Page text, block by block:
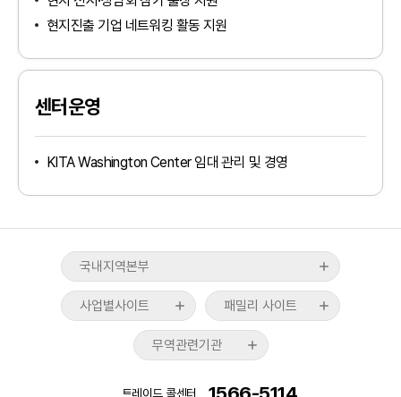
현지진출 기업 네트워킹 활동 지원
센터운영
KITA Washington Center 임대 관리 및 경영
국내지역본부
인천지역본부
경기북부지역본부
강원지역본부
대전·세종·충남지역본부
충북지역본부
대구·경북지역본부
전북지역본부
경남지역본부
울산지역본부
전남·광주지역본부
부산지역본부
사업별사이트
tradeKorea
TradePro
무역아카데미
국제무역통상연구원
스타트업브랜치
수출입물류포털
패밀리 사이트
WTC Seoul
CALT
무역관련기관
산업통상부
산업융합샌드박스
기획재정부
관세청
외교부
중소벤처기업부
무역위원회
중소기업수출지원센터
KOTRA
트레이드 콜센터